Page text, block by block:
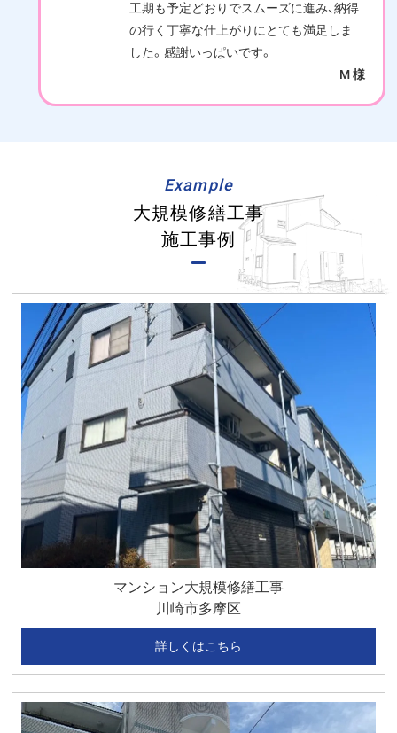
工期も予定どおりでスムーズに進み、納得
の行く丁寧な仕上がりにとても満足しま
した。感謝いっぱいです。
M 様
Example
大規模修繕工事
施工事例
マンション大規模修繕工事
川崎市多摩区
詳しくはこちら